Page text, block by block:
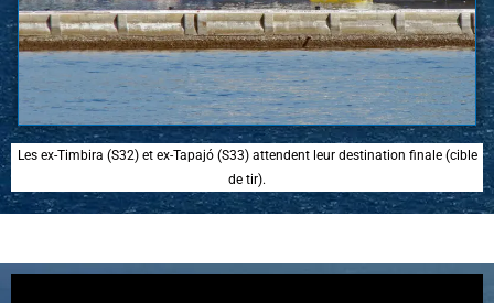
Les ex-Timbira (S32) et ex-Tapajó (S33) attendent leur destination finale (cible
de tir).